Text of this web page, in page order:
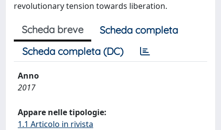
revolutionary tension towards liberation.
Scheda breve
Scheda completa
Scheda completa (DC)
Anno
2017
Appare nelle tipologie:
1.1 Articolo in rivista